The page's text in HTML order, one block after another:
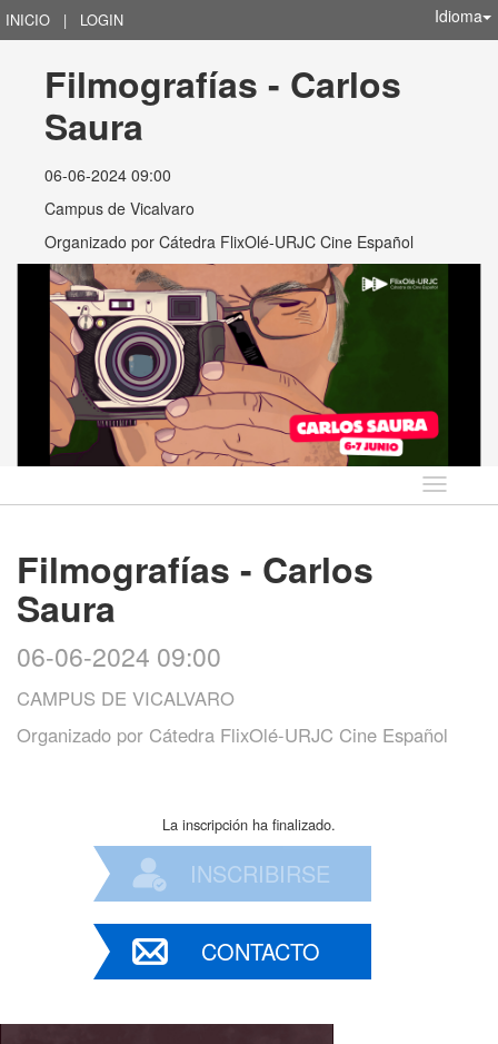
INICIO | LOGIN Idioma
Filmografías - Carlos
Saura
06-06-2024 09:00
Campus de Vicalvaro
Organizado por Cátedra FlixOlé-URJC Cine Español
Idioma
Filmografías - Carlos
Saura
06-06-2024 09:00
CAMPUS DE VICALVARO
Organizado por Cátedra FlixOlé-URJC Cine Español
La inscripción ha finalizado.
INSCRIBIRSE
CONTACTO